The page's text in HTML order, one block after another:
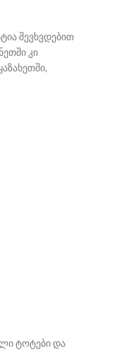
შევხვდებით
კი
ტოტები და